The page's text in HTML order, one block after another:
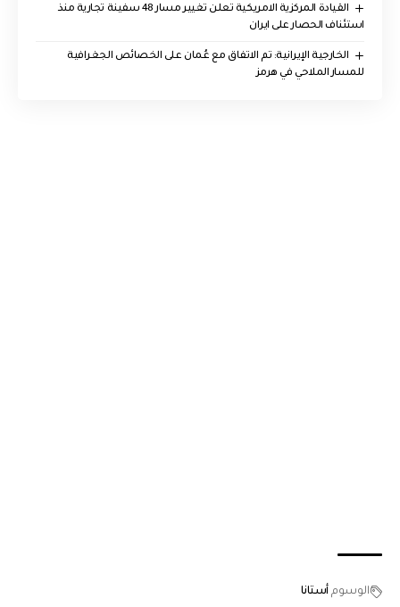
القيادة المركزية الامريكية تعلن تغيير مسار 48 سفينة تجارية منذ
استئناف الحصار على ايران
‏الخارجية الإيرانية: تم الاتفاق مع عُمان على الخصائص الجغرافية
للمسار الملاحي في هرمز
الوسوم أستانا